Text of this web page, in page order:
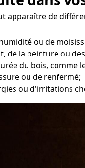
apparaître de
ou de
de la peinture ou
du bois, comme
ou de renfermé;
ou d'irritations